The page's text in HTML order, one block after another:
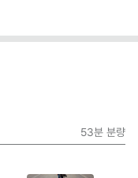
53분 분량